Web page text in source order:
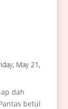
May 21,
dah
betul